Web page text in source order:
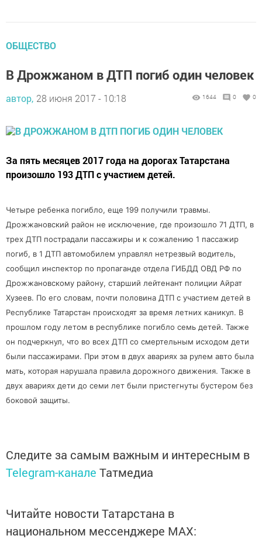
ОБЩЕСТВО
В Дрожжаном в ДТП погиб один человек
автор, 28 июня 2017 - 10:18 1644 0 0
За пять месяцев 2017 года на дорогах Татарстана
произошло 193 ДТП с участием детей.
Четыре ребенка погибло, еще 199 получили травмы.
Дрожжановский район не исключение, где произошло 71 ДТП, в
трех ДТП пострадали пассажиры и к сожалению 1 пассажир
погиб, в 1 ДТП автомобилем управлял нетрезвый водитель,
сообщил инспектор по пропаганде отдела ГИБДД ОВД РФ по
Дрожжановскому району, старший лейтенант полиции Айрат
Хузеев. По его словам, почти половина ДТП с участием детей в
Республике Татарстан происходят за время летних каникул. В
прошлом году летом в республике погибло семь детей. Также
он подчеркнул, что во всех ДТП со смертельным исходом дети
были пассажирами. При этом в двух авариях за рулем авто была
мать, которая нарушала правила дорожного движения. Также в
двух авариях дети до семи лет были пристегнуты бустером без
боковой защиты.
Следите за самым важным и интересным в
Telegram-канале Татмедиа
Читайте новости Татарстана в
национальном мессенджере MАХ: